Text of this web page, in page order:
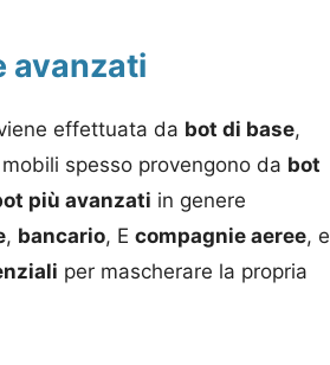
avanzati
effettuata da bot di base,
spesso provengono da bot
più avanzati in genere
, bancario, E compagnie aeree, e
per mascherare la propria